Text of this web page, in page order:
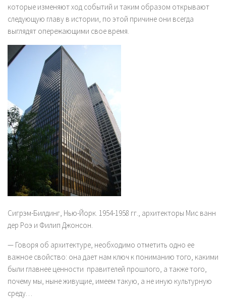
которые изменяют ход событий и таким образом открывают
следующую главу в истории, по этой причине они всегда
выглядят опережающими свое время.
Сигрэм-Билдинг, Нью-Йорк. 1954-1958 гг., архитекторы Мис ванн
дер Роэ и Филип Джонсон.
— Говоря об архитектуре, необходимо отметить одно ее
важное свойство: она дает нам ключ к пониманию того, какими
были главнее ценности правителей прошлого, а также того,
почему мы, ныне живущие, имеем такую, а не иную культурную
среду…